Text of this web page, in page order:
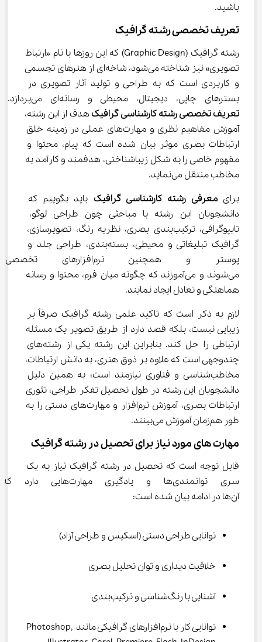
باشید.
تعریف تخصصی رشته گرافیک
رشته گرافیک (Graphic Design) که این روزها با نام «ارتباط
تصویری» نیز شناخته می‌شود، شاخه‌ای از هنرهای تجسمی
و کاربردی است که به طراحی و تولید آثار تصویری در
بسترهای چاپی، دیجیتال، محیطی و رسانه‌ای می‌پردازد. در
تعریف تخصصی رشته کارشناسی گرافیک هدف از این رشته،
آموزش مفاهیم نظری و مهارت‌های عملی در زمینه خلق
ارتباطات بصری موثر بیان شده است که پیام، محتوا و
مفهوم خاصی را به شکل زیباشناختی، هدفمند و کارآمد به
مخاطب منتقل می‌نماید.
برای معرفی رشته کارشناسی گرافیک باید بگوییم که
دانشجویان این رشته با مباحثی چون طراحی لوگو،
تایپوگرافی، ترکیب‌بندی بصری، نظریه رنگ، تصویرسازی،
گرافیک تبلیغاتی و محیطی، بسته‌بندی، طراحی جلد و
پوستر و همچنین
می‌شوند و می‌آموزند که چگونه میان فرم، محتوا و رسانه
هماهنگی و تعادل ایجاد نمایند.
لازم به ذکر است که تاکید علمی رشته گرافیک صرفاً بر
زیبایی نیست، بلکه قصد دارد از طریق تصویر یک مسئله
ارتباطی را حل کند. بنابراین این رشته یکی از رشته‌های
چندوجهی است که علاوه بر ذوق هنری، به دانش ارتباطات،
مخاطب‌شناسی و فناوری نیازمند است؛ به همین دلیل
دانشجویان این رشته در طول تحصیل تفکر طراحی، تئوری
ارتباطات بصری، آموزش نرم‌افزار و مهارت‌های دستی را به
طور هم‌زمان آموزش می‌بینند.
مهارت های مورد نیاز برای تحصیل در رشته گرافیک
قابل توجه است که تحصیل در رشته گرافیک نیاز به یک
سری توانمندی‌ها و یادگیری
آن‌ها در ادامه بیان شده است:
توانایی طراحی دستی (اسکیس و طراحی آزاد)
خلاقیت دیداری و توان تحلیل بصری
آشنایی با رنگ‌شناسی و ترکیب‌بندی
توانایی کار با نرم‌افزارهای گرافیکی مانند Photoshop,